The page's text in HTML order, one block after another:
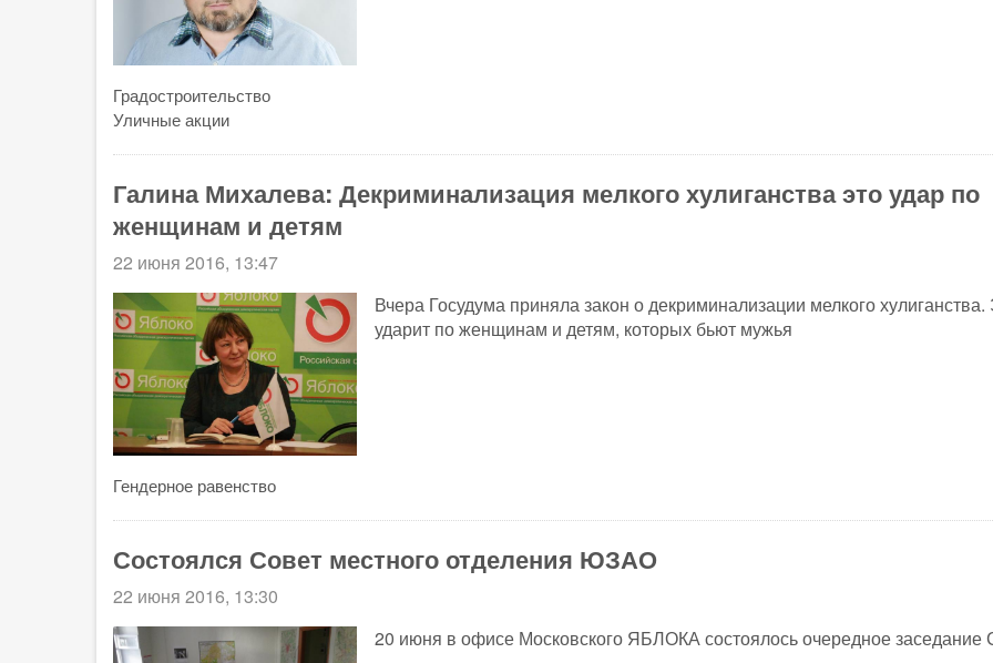
Градостроительство
Уличные акции
Галина Михалева: Декриминализация мелкого хулиганства это удар по
женщинам и детям
22 июня 2016, 13:47
Вчера Госудума приняла закон о декриминализации мелкого хулиганства.
ударит по женщинам и детям, которых бьют мужья
Гендерное равенство
Состоялся Совет местного отделения ЮЗАО
22 июня 2016, 13:30
20 июня в офисе Московского ЯБЛОКА состоялось очередное заседание